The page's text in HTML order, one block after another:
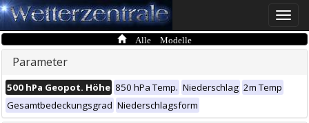
Toggle
Alle Modelle
Parameter
500 hPa Geopot. Höhe 850 hPa Temp. Niederschlag 2m Temp
Gesamtbedeckungsgrad Niederschlagsform